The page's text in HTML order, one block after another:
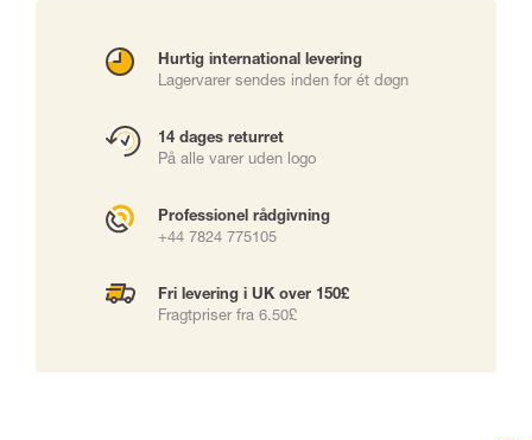
Hurtig international levering
Lagervarer sendes inden for ét døgn
14 dages returret
På alle varer uden logo
Professionel rådgivning
+44 7824 775105
Fri levering i UK over 150£
Fragtpriser fra 6.50£